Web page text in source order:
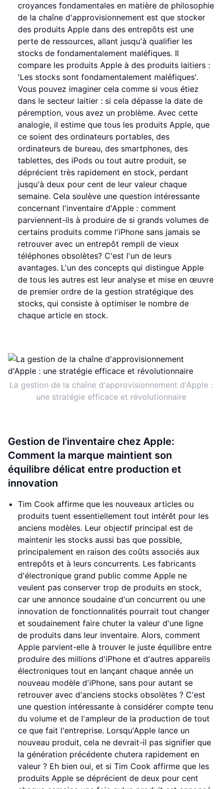
croyances fondamentales en matière de philosophie
de la chaîne d'approvisionnement est que stocker
des produits Apple dans des entrepôts est une
perte de ressources, allant jusqu'à qualifier les
stocks de fondamentalement maléfiques. Il
compare les produits Apple à des produits laitiers :
'Les stocks sont fondamentalement maléfiques'.
Vous pouvez imaginer cela comme si vous étiez
dans le secteur laitier : si cela dépasse la date de
péremption, vous avez un problème. Avec cette
analogie, il estime que tous les produits Apple, que
ce soient des ordinateurs portables, des
ordinateurs de bureau, des smartphones, des
tablettes, des iPods ou tout autre produit, se
déprécient très rapidement en stock, perdant
jusqu'à deux pour cent de leur valeur chaque
semaine. Cela soulève une question intéressante
concernant l'inventaire d'Apple : comment
parviennent-ils à produire de si grands volumes de
certains produits comme l'iPhone sans jamais se
retrouver avec un entrepôt rempli de vieux
téléphones obsolètes? C'est l'un de leurs
avantages. L'un des concepts qui distingue Apple
de tous les autres est leur analyse et mise en œuvre
de premier ordre de la gestion stratégique des
stocks, qui consiste à optimiser le nombre de
chaque article en stock.
La gestion de la chaîne d'approvisionnement d'Apple :
une stratégie efficace et révolutionnaire
Gestion de l'inventaire chez Apple:
Comment la marque maintient son
équilibre délicat entre production et
innovation
Tim Cook affirme que les nouveaux articles ou
produits tuent essentiellement tout intérêt pour les
anciens modèles. Leur objectif principal est de
maintenir les stocks aussi bas que possible,
principalement en raison des coûts associés aux
entrepôts et à leurs concurrents. Les fabricants
d'électronique grand public comme Apple ne
veulent pas conserver trop de produits en stock,
car une annonce soudaine d'un concurrent ou une
innovation de fonctionnalités pourrait tout changer
et soudainement faire chuter la valeur d'une ligne
de produits dans leur inventaire. Alors, comment
Apple parvient-elle à trouver le juste équilibre entre
produire des millions d'iPhone et d'autres appareils
électroniques tout en lançant chaque année un
nouveau modèle d'iPhone, sans pour autant se
retrouver avec d'anciens stocks obsolètes ? C'est
une question intéressante à considérer compte tenu
du volume et de l'ampleur de la production de tout
ce que fait l'entreprise. Lorsqu'Apple lance un
nouveau produit, cela ne devrait-il pas signifier que
la génération précédente chutera rapidement en
valeur ? Eh bien oui, et si Tim Cook affirme que les
produits Apple se déprécient de deux pour cent